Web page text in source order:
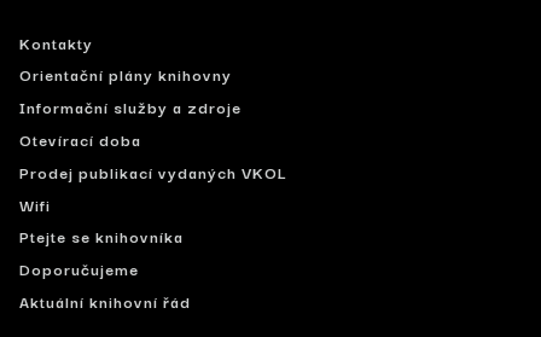
Kontakty
Orientační plány knihovny
Informační služby a zdroje
Otevírací doba
Prodej publikací vydaných VKOL
Wifi
Ptejte se knihovníka
Doporučujeme
Aktuální knihovní řád